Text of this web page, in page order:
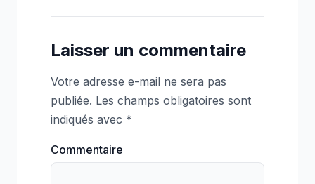
Laisser un commentaire
Votre adresse e-mail ne sera pas
publiée. Les champs obligatoires sont
indiqués avec *
Commentaire